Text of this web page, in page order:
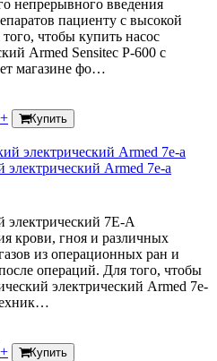
непрерывного введения
пациенту с высокой
чтобы купить насос
Armed Sensitec P-600 с
магазине фо…
+ Купить
электрический Armed 7e-a
электрический 7Е-А
крови, гноя и различных
из операционных ран и
операций. Для того, чтобы
электрический Armed 7e-
+ Купить